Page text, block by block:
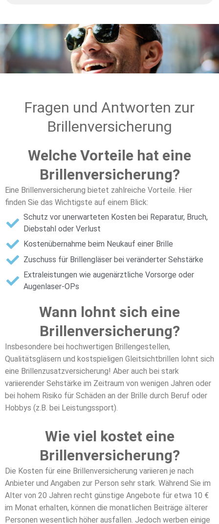
Fragen und Antworten zur
Brillenversicherung
Welche Vorteile hat eine
Brillenversicherung?
Eine Brillenversicherung bietet zahlreiche Vorteile. Hier
finden Sie das Wichtigste auf einem Blick:
Schutz vor unerwarteten Kosten bei Reparatur, Bruch,
Diebstahl oder Verlust
Kostenübernahme beim Neukauf einer Brille
Zuschuss für Brillengläser bei veränderter Sehstärke
Extraleistungen wie augenärztliche Vorsorge oder
Augenlaser-OPs
Wann lohnt sich eine
Brillenversicherung?
Insbesondere bei hochwertigen Brillengestellen,
Qualitätsgläsern und kostspieligen Gleitsichtbrillen lohnt sich
eine Brillenzusatzversicherung! Aber auch bei stark
variierender Sehstärke im Zeitraum von wenigen Jahren oder
bei hohem Risiko für Schäden an der Brille durch Beruf oder
Hobbys (z.B. bei Leistungssport).
Wie viel kostet eine
Brillenversicherung?
Die Kosten für eine Brillenversicherung variieren je nach
Anbieter und Angaben zur Person sehr stark. Während Sie im
Alter von 20 Jahren recht günstige Angebote für etwa 10 €
im Monat erhalten, können die monatlichen Beiträge älterer
Personen wesentlich höher ausfallen. Jedoch werben einige